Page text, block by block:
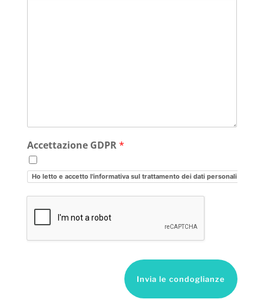
Accettazione GDPR*
Ho letto e accetto l'informativa sul trattamento dei dati personali
Invia le condoglianze